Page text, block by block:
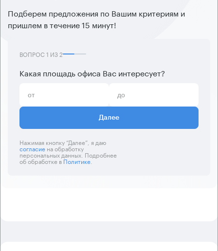
Подберем предложения по Вашим критериям и
пришлем в течение 15 минут!
ВОПРОС 1 ИЗ2
Какая площадь офиса Вас интересует?
Далее
Нажимая кнопку “Далее”, я даю
согласиена обработку
персональных данных. Подробнее
об обработке вПолитике.